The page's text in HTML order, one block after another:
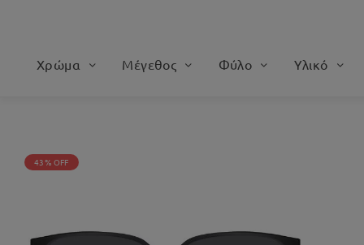
Χρώμα Μέγεθος Φύλο Υλικό
43% OFF